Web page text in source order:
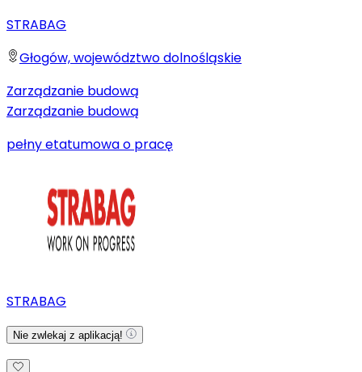
STRABAG
Głogów, województwo dolnośląskie
Zarządzanie budową
Zarządzanie budową
pełny etatumowa o pracę
STRABAG
Nie zwlekaj z aplikacją!